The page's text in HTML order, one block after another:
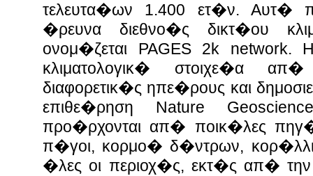
τελευτα�ων 1.400 ετ�ν. Αυτ�
�ρευνα διεθνο�ς δικτ�ου
ονομ�ζεται PAGES 2k network.
κλιματολογικ� στοιχε�α
διαφορετικ�ς ηπε�ρους και
επιθε�ρηση Nature
προ�ρχονται απ� ποικ�λες
π�γοι, κορμο� δ�ντρων,
�λες οι περιοχ�ς, εκτ�ς απ�